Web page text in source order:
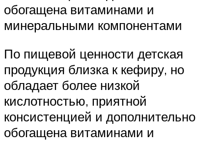
обогащена витаминами и
минеральными компонентами
По пищевой ценности детская
продукция близка к кефиру, но
обладает более низкой
кислотностью, приятной
консистенцией и дополнительно
обогащена витаминами и